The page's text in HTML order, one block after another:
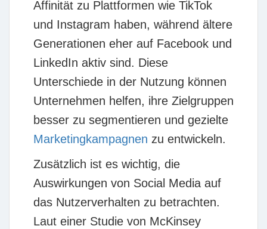
Affinität zu Plattformen wie TikTok
und Instagram haben, während ältere
Generationen eher auf Facebook und
LinkedIn aktiv sind. Diese
Unterschiede in der Nutzung können
Unternehmen helfen, ihre Zielgruppen
besser zu segmentieren und gezielte
Marketingkampagnen zu entwickeln.
Zusätzlich ist es wichtig, die
Auswirkungen von Social Media auf
das Nutzerverhalten zu betrachten.
Laut einer Studie von McKinsey